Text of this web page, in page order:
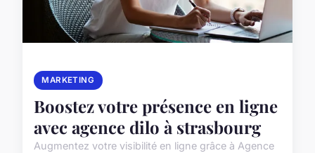
MARKETING
Boostez votre présence en ligne
avec agence dilo à strasbourg
Augmentez votre visibilité en ligne grâce à Agence